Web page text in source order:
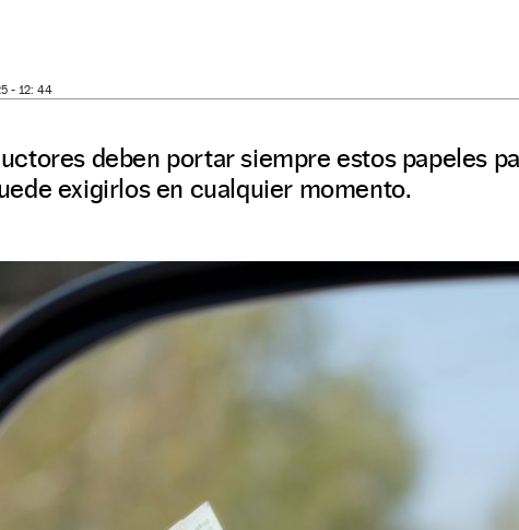
- 12: 44
deben portar siempre estos papeles
exigirlos en cualquier momento.